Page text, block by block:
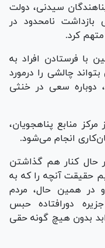
سیدنی، دولت
بازداشت نامحدود در
متهم کرد.
با فرستادن افراد به
چالشی را درمورد
دوباره سعی در خنثی
منابع پناهجویان،
انجام می‌شود.
حال کنار هم گذاشتن
حقیقت آنچه را که به
در همین حال، مردم
دورافتاده حبس
بدون هیچ گونه حقی